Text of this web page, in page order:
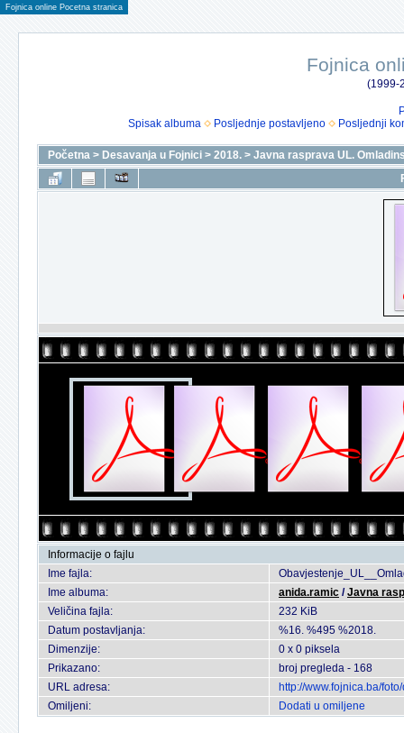
Fojnica online Pocetna stranica
Fojnica
(1999-
Spisak albuma
Posljednje postavljeno Posljednji
Početna > Desavanja u Fojnici > 2018. > Javna rasprava UL.
Informacije o fajlu
Ime fajla:
Ime albuma:
anida.ramic /Javna
Veličina fajla:
232 KiB
Datum postavljanja:
%16. %495 %2018.
Dimenzije:
0 x 0 piksela
Prikazano:
broj pregleda - 168
URL adresa:
http://www.fojnica.ba/
Omiljeni:
Dodati u omiljene